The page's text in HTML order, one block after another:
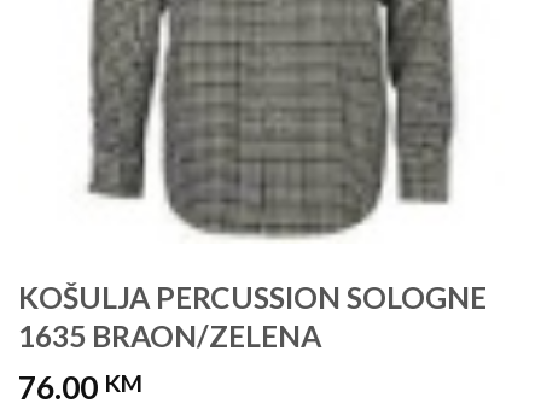
KOŠULJA PERCUSSION SOLOGNE
1635 BRAON/ZELENA
76.00 KM